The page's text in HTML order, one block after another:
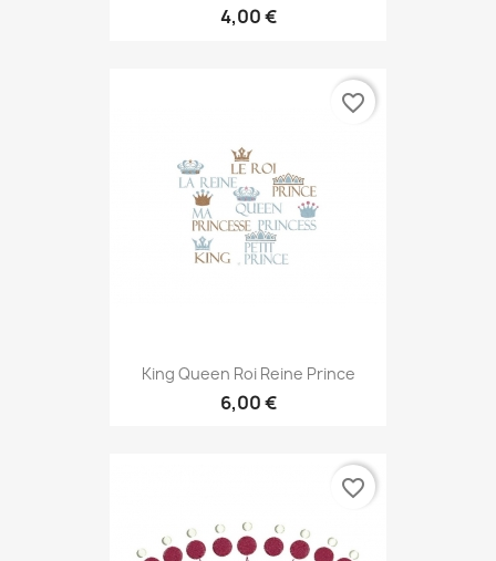
4,00 €
King Queen Roi Reine Prince
6,00 €
favorite_border
favorite_border